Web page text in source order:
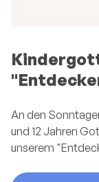
An den
und 12 Jahren
unserem